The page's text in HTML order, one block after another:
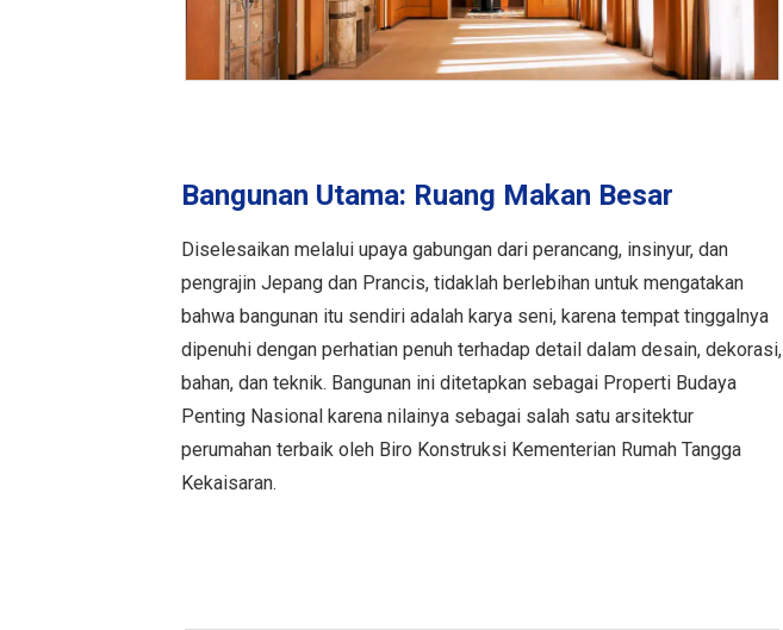
Bangunan Utama: Ruang Makan Besar
Diselesaikan melalui upaya gabungan dari perancang, insinyur, dan
pengrajin Jepang dan Prancis, tidaklah berlebihan untuk mengatakan
bahwa bangunan itu sendiri adalah karya seni, karena tempat tinggalnya
dipenuhi dengan perhatian penuh terhadap detail dalam desain, dekorasi,
bahan, dan teknik. Bangunan ini ditetapkan sebagai Properti Budaya
Penting Nasional karena nilainya sebagai salah satu arsitektur
perumahan terbaik oleh Biro Konstruksi Kementerian Rumah Tangga
Kekaisaran.